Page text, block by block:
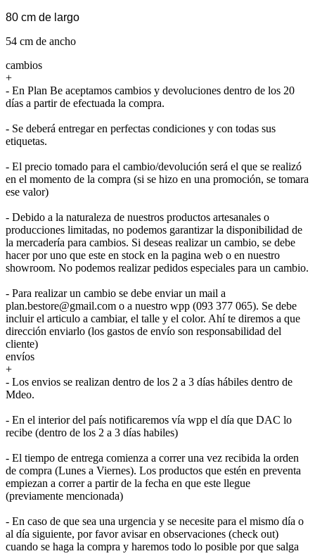
80 cm de largo
54 cm de ancho
cambios
+
- En Plan Be aceptamos cambios y devoluciones dentro de los 20
días a partir de efectuada la compra.
- Se deberá entregar en perfectas condiciones y con todas sus
etiquetas.
- El precio tomado para el cambio/devolución será el que se realizó
en el momento de la compra (si se hizo en una promoción, se tomara
ese valor)
- Debido a la naturaleza de nuestros productos artesanales o
producciones limitadas, no podemos garantizar la disponibilidad de
la mercadería para cambios. Si deseas realizar un cambio, se debe
hacer por uno que este en stock en la pagina web o en nuestro
showroom. No podemos realizar pedidos especiales para un cambio.
- Para realizar un cambio se debe enviar un mail a
plan.bestore@gmail.com o a nuestro wpp (093 377 065). Se debe
incluir el articulo a cambiar, el talle y el color. Ahí te diremos a que
dirección enviarlo (los gastos de envío son responsabilidad del
cliente)
envíos
+
- Los envios se realizan dentro de los 2 a 3 días hábiles dentro de
Mdeo.
- En el interior del país notificaremos vía wpp el día que DAC lo
recibe (dentro de los 2 a 3 días habiles)
- El tiempo de entrega comienza a correr una vez recibida la orden
de compra (Lunes a Viernes). Los productos que estén en preventa
empiezan a correr a partir de la fecha en que este llegue
(previamente mencionada)
- En caso de que sea una urgencia y se necesite para el mismo día o
al día siguiente, por favor avisar en observaciones (check out)
cuando se haga la compra y haremos todo lo posible por que salga